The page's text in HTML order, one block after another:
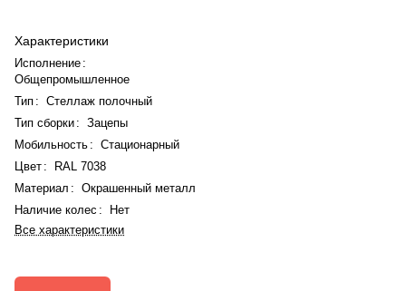
Характеристики
Исполнение :
Общепромышленное
Тип : Стеллаж полочный
Тип сборки: Зацепы
Мобильность : Стационарный
Цвет :
RAL 7038
Материал : Окрашенный металл
Наличие колес :
Нет
Все характеристики